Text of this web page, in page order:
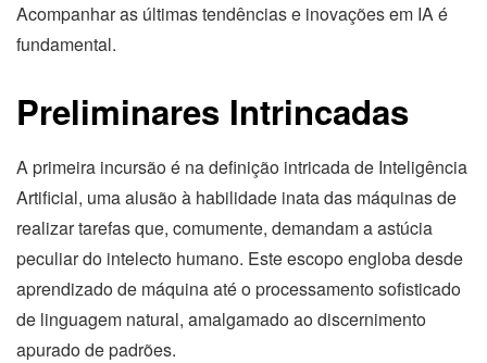
Acompanhar as últimas tendências e inovações em IA é
fundamental.
Preliminares Intrincadas
A primeira incursão é na definição intricada de Inteligência
Artificial, uma alusão à habilidade inata das máquinas de
realizar tarefas que, comumente, demandam a astúcia
peculiar do intelecto humano. Este escopo engloba desde
aprendizado de máquina até o processamento sofisticado
de linguagem natural, amalgamado ao discernimento
apurado de padrões.